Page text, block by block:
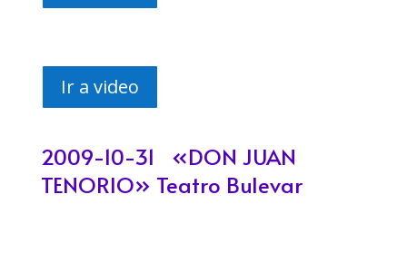
Ir a video
2009-10-31 «DON JUAN
TENORIO» Teatro Bulevar